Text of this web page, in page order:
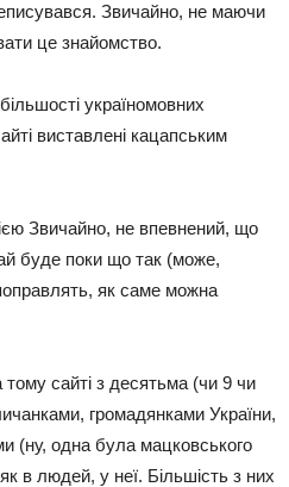
Звичайно, не маючи
це знайомство.
україномовних
виставлені кацапським
Звичайно, не впевнений, що
буде поки що так (може,
як саме можна
тому сайті з десятьма (чи 9 чи
громадянками України,
(ну, одна була мацковського
в людей, у неї. Більшість з них